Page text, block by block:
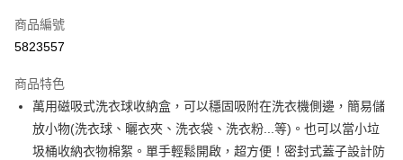
悠遊付
全盈+PAY
大哥付你分期
相關說明
商品編號
5823557
商品特色
萬用磁吸式洗衣球收納盒，可以穩固吸附在洗衣機側邊，簡易儲
放小物(洗衣球、曬衣夾、洗衣袋、洗衣粉...等)。也可以當小垃
圾桶收納衣物棉絮。單手輕鬆開啟，超方便！密封式蓋子設計防